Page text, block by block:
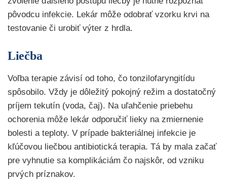
pôvodcu infekcie. Lekár môže odobrať vzorku krvi na
testovanie či urobiť výter z hrdla.
Liečba
Voľba terapie závisí od toho, čo tonzilofaryngitídu
spôsobilo. Vždy je dôležitý pokojný režim a dostatočný
príjem tekutín (voda, čaj). Na uľahčenie priebehu
ochorenia môže lekár odporučiť lieky na zmiernenie
bolesti a teploty. V prípade bakteriálnej infekcie je
kľúčovou liečbou antibiotická terapia. Tá by mala začať
pre vyhnutie sa komplikáciám čo najskôr, od vzniku
prvých príznakov.